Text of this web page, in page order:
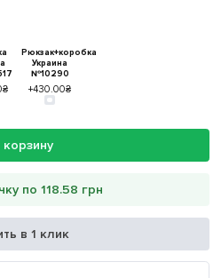
Рюкзак+коробка
Украина
№10290
+430.00₴
корзину
по 118.58 грн
в 1 клик